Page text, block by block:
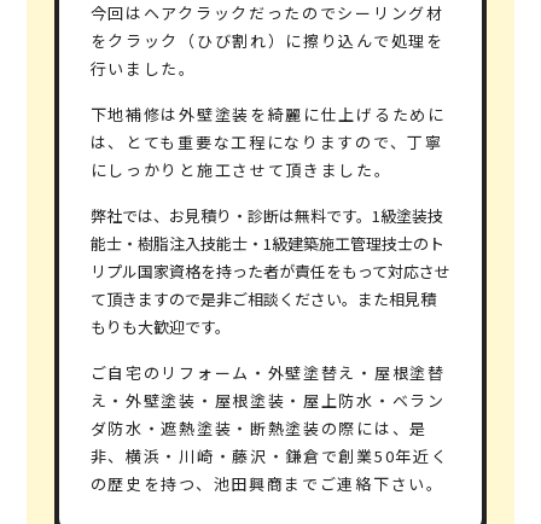
今回はヘアクラックだったのでシーリング材
をクラック（ひび割れ）に擦り込んで処理を
行いました。
下地補修は外壁塗装を綺麗に仕上げるために
は、とても重要な工程 になりますので、丁寧
にしっかりと施工させて頂きました。
弊社では、お見積り・診断は無料です。1級塗装技
能士・樹脂注入技能士・1級建築施工管理技士の ト
リプル国家資格を持った者が責任をもって対応させ
て頂きますので是非ご相談ください。また相見積
もりも大歓迎です。
ご自宅のリフォーム・外壁塗替え・屋根塗替
え・外壁塗装・屋根塗装・屋上防水・ベラン
ダ防水・遮熱塗装・断熱塗装の際には、是
非、横浜・川崎・藤沢・鎌倉で創業50年近く
の歴史を持つ、池田興商までご連絡下さい。